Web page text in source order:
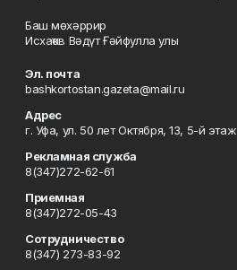
Баш мөхәррир
Исхаҡов Вәдүт Ғәйфулла улы
Эл. почта
bashkortostan.gazeta@mail.ru
Адрес
г. Уфа, ул. 50 лет Октября, 13, 5-й этаж
Рекламная служба
8(347)272-62-61
Приемная
8(347)272-05-43
Сотрудничество
8(347) 273-83-92